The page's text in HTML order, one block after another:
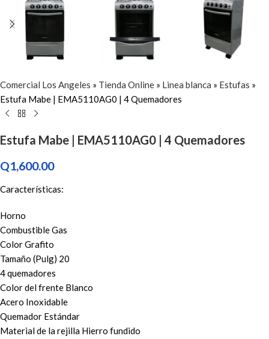
Comercial Los Angeles » Tienda Online » Linea blanca » Estufas »
Estufa Mabe | EMA5110AG0 | 4 Quemadores
Estufa Mabe | EMA5110AG0 | 4 Quemadores
Q1,600.00
Características:
Horno
Combustible Gas
Color Grafito
Tamaño (Pulg) 20
4 quemadores
Color del frente Blanco
Acero Inoxidable
Quemador Estándar
Material de la rejilla Hierro fundido